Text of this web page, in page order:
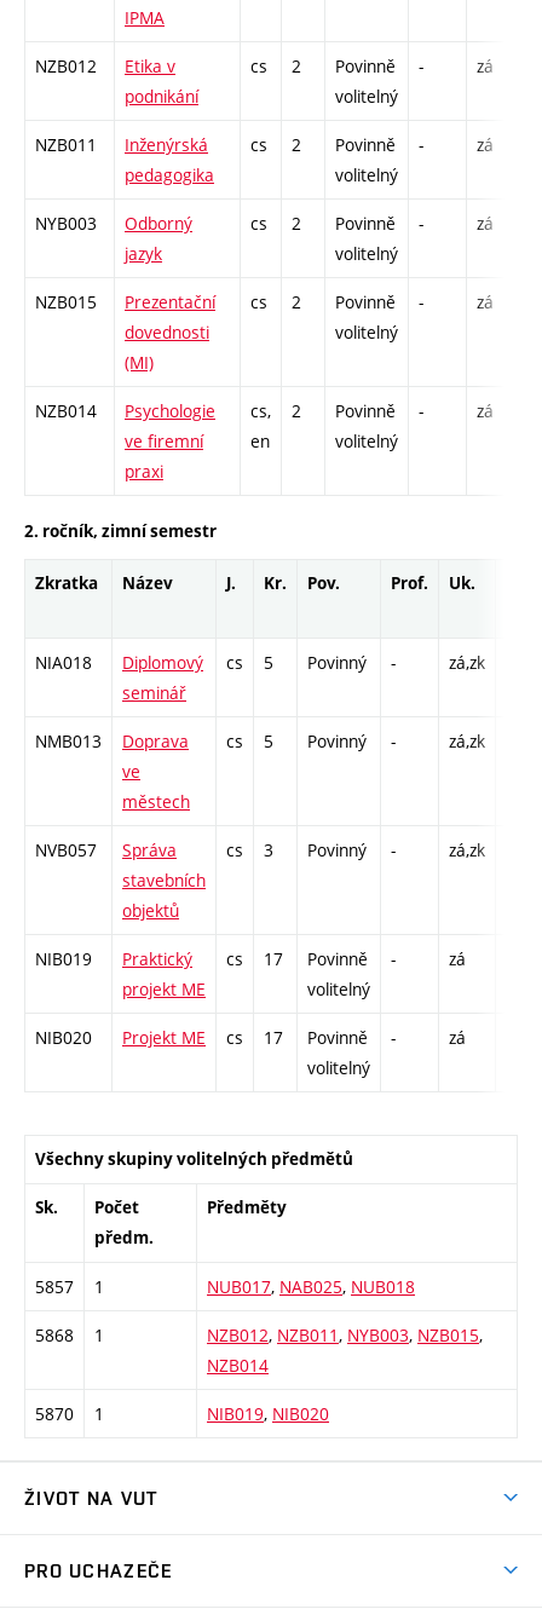
IPMA
NZB012
Etika v
podnikání
cs 2
Povinně
volitelný
- zá
NZB011
Inženýrská
pedagogika
cs 2
Povinně
volitelný
- zá
NYB003
Odborný
jazyk
cs 2
Povinně
volitelný
- zá
NZB015
Prezentační
dovednosti
(MI)
cs 2
Povinně
volitelný
- zá
NZB014
Psychologie
ve firemní
praxi
cs,
en
2
Povinně
volitelný
- zá
2. ročník, zimní semestr
Zkratka Název J. Kr. Pov. Prof. Uk.
NIA018
Diplomový
seminář
cs 5 Povinný - zá,zk
NMB013
Doprava
ve
městech
cs 5 Povinný - zá,zk
NVB057
Správa
stavebních
objektů
cs 3 Povinný - zá,zk
NIB019
Praktický
projekt ME
cs 17
Povinně
volitelný
- zá
NIB020 Projekt ME cs 17
Povinně
volitelný
- zá
Všechny skupiny volitelných předmětů
Sk.
Počet
předm.
Předměty
5857 1 NUB017, NAB025, NUB018
5868 1 NZB012, NZB011, NYB003, NZB015,
NZB014
5870 1 NIB019, NIB020
ŽIVOT NA VUT
PRO UCHAZEČE